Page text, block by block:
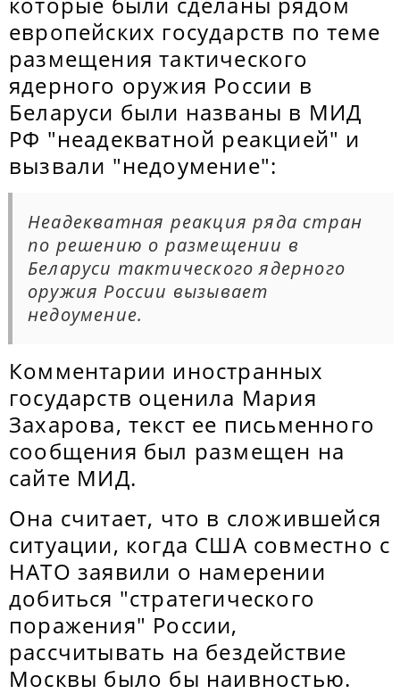
европейских государств по теме
размещения тактического
ядерного оружия России в
Беларуси были названы в МИД
РФ "неадекватной реакцией" и
вызвали "недоумение":
Неадекватная реакция ряда стран
по решению о размещении в
Беларуси тактического ядерного
оружия России вызывает
недоумение.
Комментарии иностранных
государств оценила Мария
Захарова, текст ее письменного
сообщения был размещен на
сайте МИД.
Она считает, что в сложившейся
ситуации, когда США совместно с
НАТО заявили о намерении
добиться "стратегического
поражения" России,
рассчитывать на бездействие
Москвы было бы наивностью.